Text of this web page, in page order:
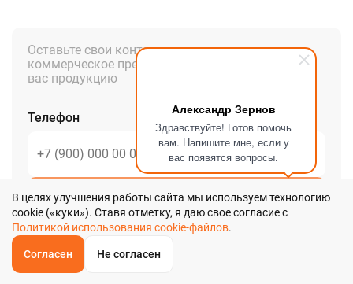
Александр Зернов
Здравствуйте! Готов помочь
вам. Напишите мне, если у
вас появятся вопросы.
ОБРАТНЫЙЗВОНОК
Оставьте свои контакты и мы вышлем вам
коммерческое предложение на интересующую
вас продукцию
Телефон
Позвоните мне
Я даюсогласие
на обработку своих персональных данных в
Политикой обработки персональных данных
Главная
В целях улучшения работы сайта мы используем технологию
cookie («куки»). Ставя отметку, я даю свое согласие с
Политикой использования cookie-файлов.
Согласен Не согласен